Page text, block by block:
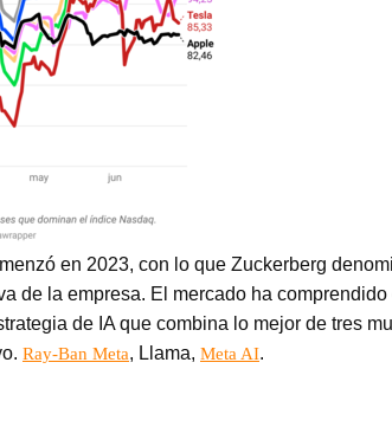
en 2023, con lo que Zuckerberg
de la empresa. El mercado ha
de IA que combina lo mejor de tres
Ray-Ban Meta, Llama, Meta AI.